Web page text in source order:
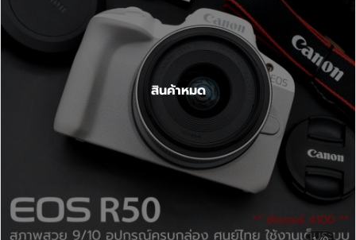
สินค้าหมด